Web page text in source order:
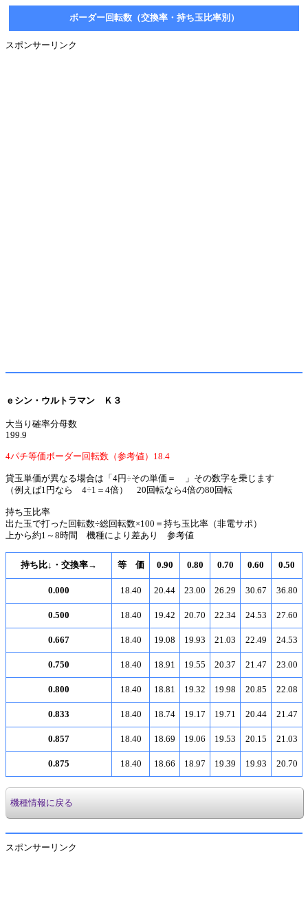
ボーダー回転数（交換率・持ち玉比率別）
スポンサーリンク
ｅシン・ウルトラマン Ｋ３
大当り確率分母数
199.9
4パチ等価ボーダー回転数（参考値）18.4
貸玉単価が異なる場合は「4円÷その単価＝ 」その数字を乗じます
（例えば1円なら 4÷1＝4倍） 20回転なら4倍の80回転
持ち玉比率
出た玉で打った回転数÷総回転数×100＝持ち玉比率（非電サポ）
上から約1～8時間 機種により差あり 参考値
持ち比↓・交換率→ 等 価 0.90 0.80 0.70 0.60 0.50
0.000 18.40 20.44 23.00 26.29 30.67 36.80
0.500 18.40 19.42 20.70 22.34 24.53 27.60
0.667 18.40 19.08 19.93 21.03 22.49 24.53
0.750 18.40 18.91 19.55 20.37 21.47 23.00
0.800 18.40 18.81 19.32 19.98 20.85 22.08
0.833 18.40 18.74 19.17 19.71 20.44 21.47
0.857 18.40 18.69 19.06 19.53 20.15 21.03
0.875 18.40 18.66 18.97 19.39 19.93 20.70
機種情報に戻る
スポンサーリンク